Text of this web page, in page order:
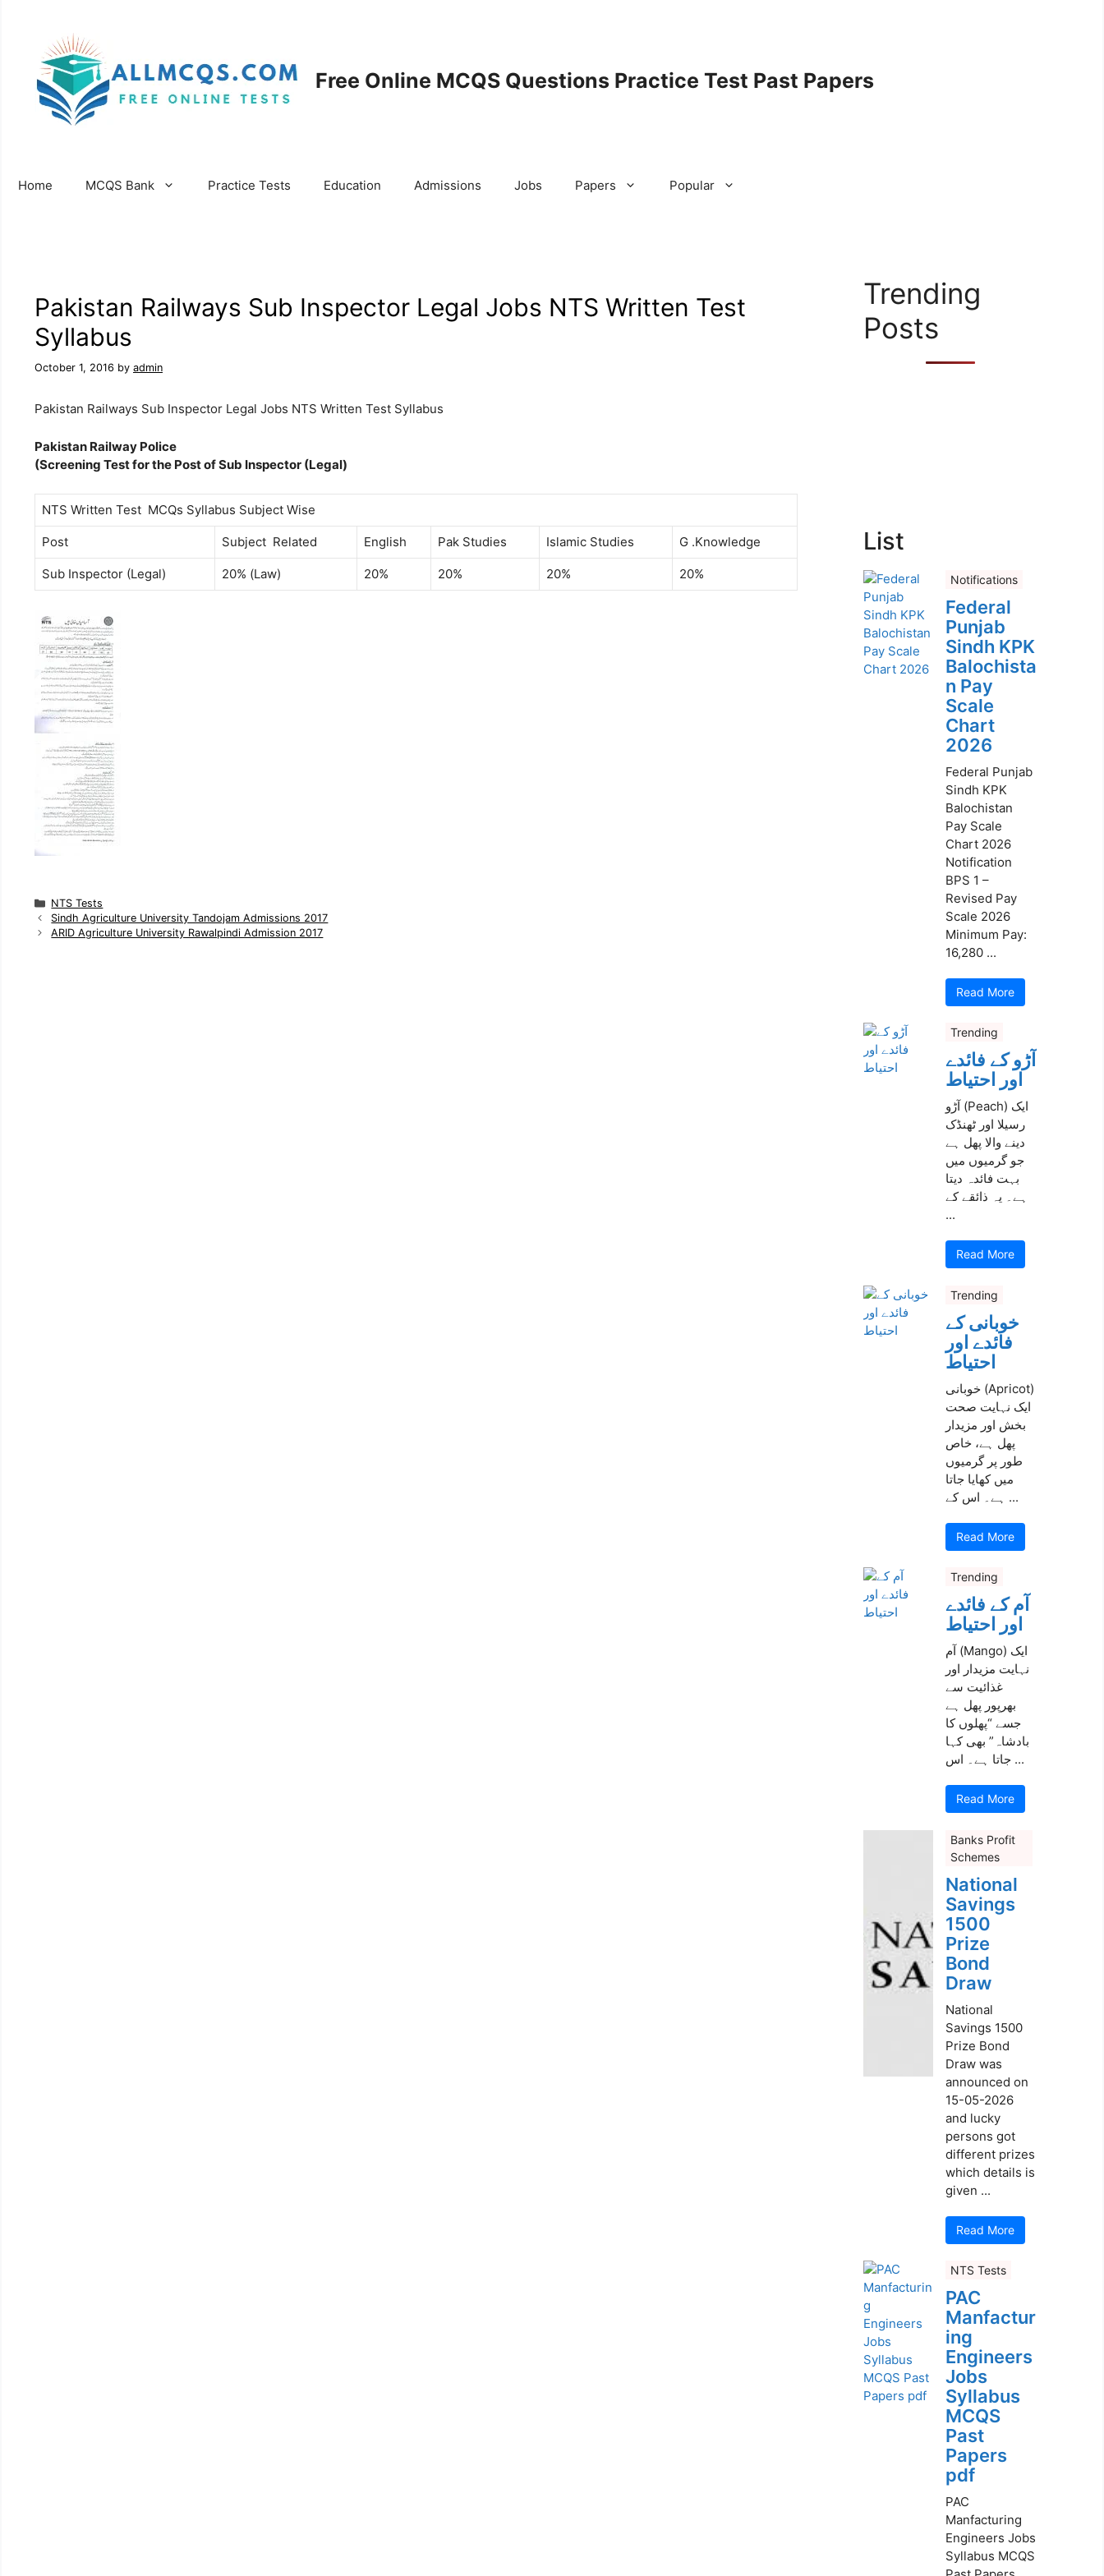
Free Online MCQS Questions Practice Test Past Papers
Home MCQS Bank Practice Tests Education Admissions Jobs Papers Popular
Pakistan Railways Sub Inspector Legal Jobs NTS Written Test
Syllabus
October 1, 2016 by admin
Pakistan Railways Sub Inspector Legal Jobs NTS Written Test Syllabus
Pakistan Railway Police
(Screening Test for the Post of Sub Inspector (Legal)
NTS Written Test MCQs Syllabus Subject Wise
Post Subject Related English Pak Studies Islamic Studies G .Knowledge
Sub Inspector (Legal) 20% (Law) 20% 20% 20% 20%
C
a
t
NTS Tests
Sindh Agriculture University Tandojam Admissions 2017
ARID Agriculture University Rawalpindi Admission 2017
Trending
Posts
List
Notifications
Federal
Punjab
Sindh KPK
Balochista
n Pay
Scale
Chart
2026
Federal Punjab
Sindh KPK
Balochistan
Pay Scale
Chart 2026
Notification
BPS 1 –
Revised Pay
Scale 2026
Minimum Pay:
16,280 ...
Read More
Trending
آڑو کے فائدے
اور احتیاط
آڑو (Peach) ایک
رسیلا اور ٹھنڈک
دینے والا پھل ہے
جو گرمیوں میں
بہت فائدہ دیتا
ہے۔ یہ ذائقے کے
...
Read More
Trending
خوبانی کے
فائدے اور
احتیاط
خوبانی (Apricot)
ایک نہایت صحت
بخش اور مزیدار
پھل ہے، خاص
طور پر گرمیوں
میں کھایا جاتا
ہے۔ اس کے ...
Read More
Trending
آم کے فائدے
اور احتیاط
آم (Mango) ایک
نہایت مزیدار اور
غذائیت سے
بھرپور پھل ہے
جسے “پھلوں کا
بادشاہ” بھی کہا
جاتا ہے۔ اس ...
Read More
Banks Profit
Schemes
National
Savings
1500
Prize
Bond
Draw
National
Savings 1500
Prize Bond
Draw was
announced on
15-05-2026
and lucky
persons got
different prizes
which details is
given ...
Read More
NTS Tests
PAC
Manfactur
ing
Engineers
Jobs
Syllabus
MCQS
Past
Papers
pdf
PAC
Manfacturing
Engineers Jobs
Syllabus MCQS